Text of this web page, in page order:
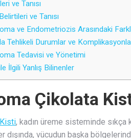
ve Tanısı
ve Tanısı
ve Endometriozis Arasındaki
Tehlikeli Durumlar ve
Tedavisi ve Yönetimi
İlgili Yanlış Bilinenler
Çikolata
, kadın üreme sisteminde sıkça
dışında, vücudun başka